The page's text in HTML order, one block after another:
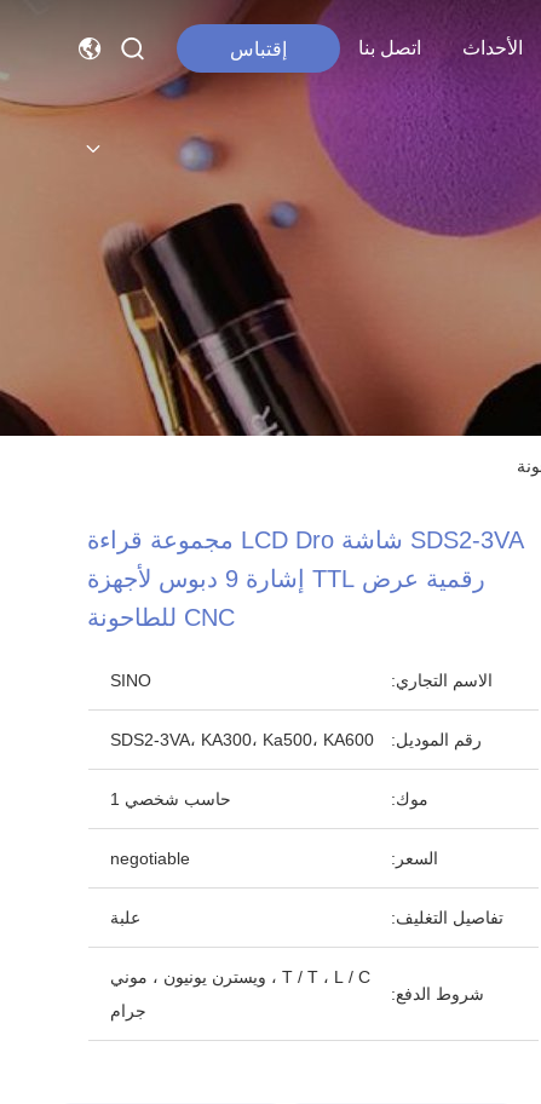
الأحداث اتصل بنا إقتباس
SDS2-3VA شاشة LCD Dro مجموعة قراءة
رقمية عرض TTL إشارة 9 دبوس لأجهزة
CNC للطاحونة
الاسم التجاري: SINO
رقم الموديل: SDS2-3VA، KA300، Ka500، KA600
موك: حاسب شخصي 1
السعر: negotiable
تفاصيل التغليف: علبة
شروط الدفع:
T / T ، L / C ، ويسترن يونيون ، موني
جرام